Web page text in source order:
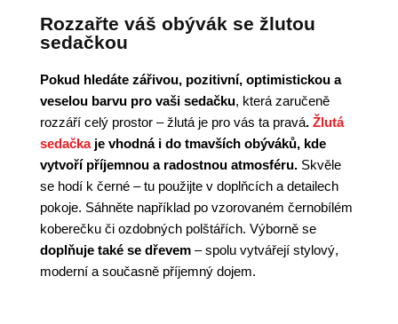
Rozzařte váš obývák se žlutou
sedačkou
Pokud hledáte zářivou, pozitivní, optimistickou a
veselou barvu pro vaši sedačku, která zaručeně
rozzáří celý prostor – žlutá je pro vás ta pravá. Žlutá
sedačkaje vhodná i do tmavších obýváků, kde
vytvoří příjemnou a radostnou atmosféru. Skvěle
se hodí k černé – tu použijte v doplňcích a detailech
pokoje. Sáhněte například po vzorovaném černobílém
koberečku či ozdobných polštářích. Výborně se
doplňuje také se dřevem – spolu vytvářejí stylový,
moderní a současně příjemný dojem.